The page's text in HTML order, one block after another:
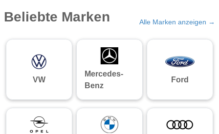
Beliebte Marken Alle Marken anzeigen →
VW
Mercedes-
Benz
Ford